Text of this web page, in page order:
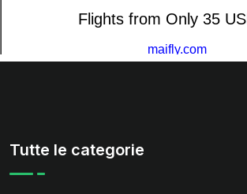
Tutte le categorie